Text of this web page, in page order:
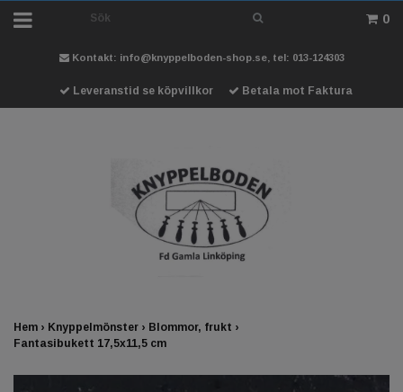
0
Kontakt: info@knyppelboden-shop.se, tel: 013-124303
Leveranstid se köpvillkor Betala mot Faktura
Hem › Knyppelmönster › Blommor, frukt ›
Fantasibukett 17,5x11,5 cm